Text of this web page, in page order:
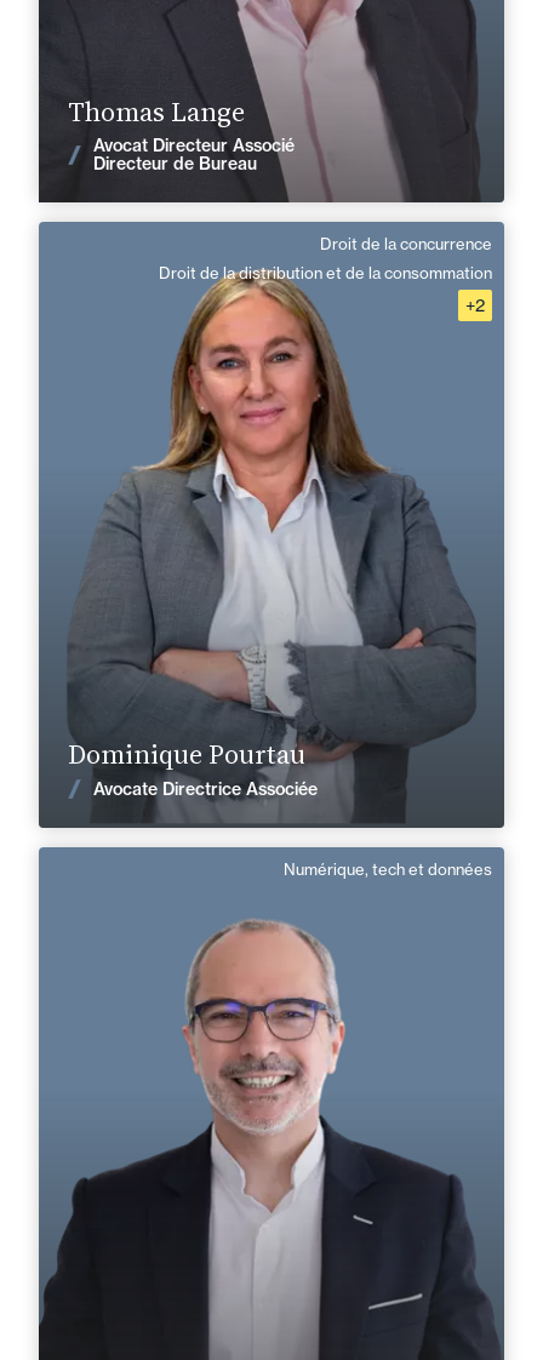
Thomas Lange
Avocat Directeur Associé
Directeur de BureauVoir les actualités
Dominique Pourtau
Avocate Directrice Associée
Droit de la concurrence
Droit de la distribution et de la consommation
+2
Dominique Pourtau
Langue(s) parlé(es) :
Anglais
Domaine d’expertises :
Droit de la concurrence
Droit de la distribution et de la consommation
Droit de la propriété intellectuelle
Numérique, tech et données
Toulouse
+33 5 62 72 91 00
dominique.pourtau@fidal.com
En savoir plus
Voir les actualités
Numérique, tech et données
Langue(s) parlé(es) :
Anglais, Espagnol, Français
Domaine d’expertises :
Numérique, tech et données
+33 1 58 97 10 00
arnaud.tessalonikos@fidal.com
En savoir plus